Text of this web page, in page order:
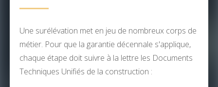
Une surélévation met en jeu de nombreux corps de
métier. Pour que la garantie décennale s'applique,
chaque étape doit suivre à la lettre les Documents
Techniques Unifiés de la construction :